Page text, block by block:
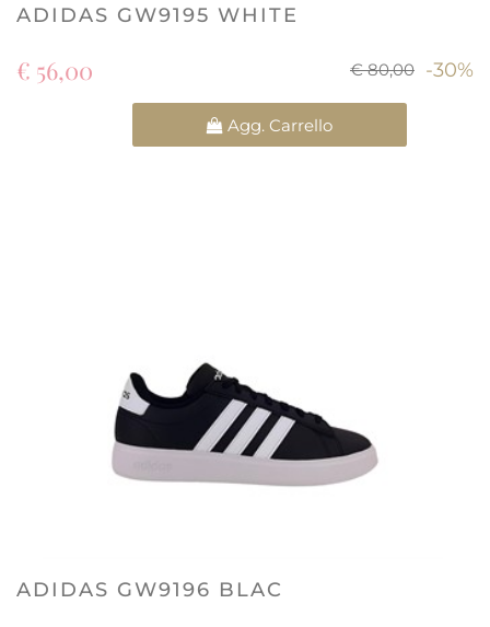
ADIDAS GW9195 WHITE
€ 80,00 -30%
€ 56,00
Agg. Carrello
ADIDAS GW9196 BLAC